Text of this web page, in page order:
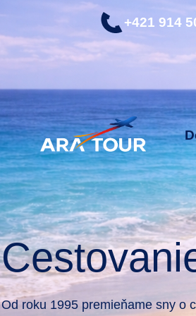
+421 914
Od roku 1995 premieňame sny o